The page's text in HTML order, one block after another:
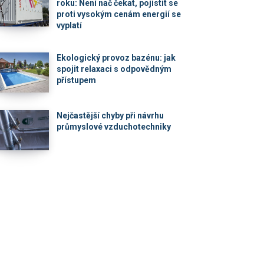
roku: Není nač čekat, pojistit se
proti vysokým cenám energií se
vyplatí
Ekologický provoz bazénu: jak
spojit relaxaci s odpovědným
přístupem
Nejčastější chyby při návrhu
průmyslové vzduchotechniky